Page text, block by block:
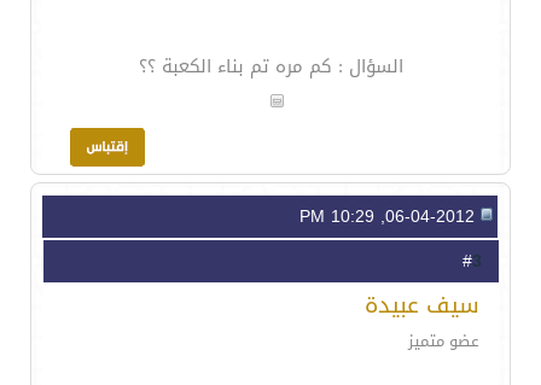
السؤال : كم مره تم بناء الكعبة ؟؟
3
سيف عبيدة
عضو متميز